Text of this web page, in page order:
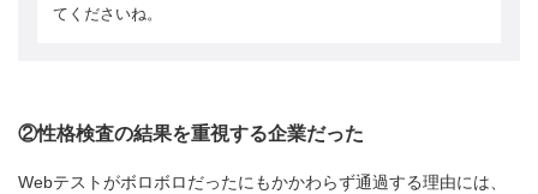
てくださいね。
②性格検査の結果を重視する企業だった
Webテストがボロボロだったにもかかわらず通過する理由には、